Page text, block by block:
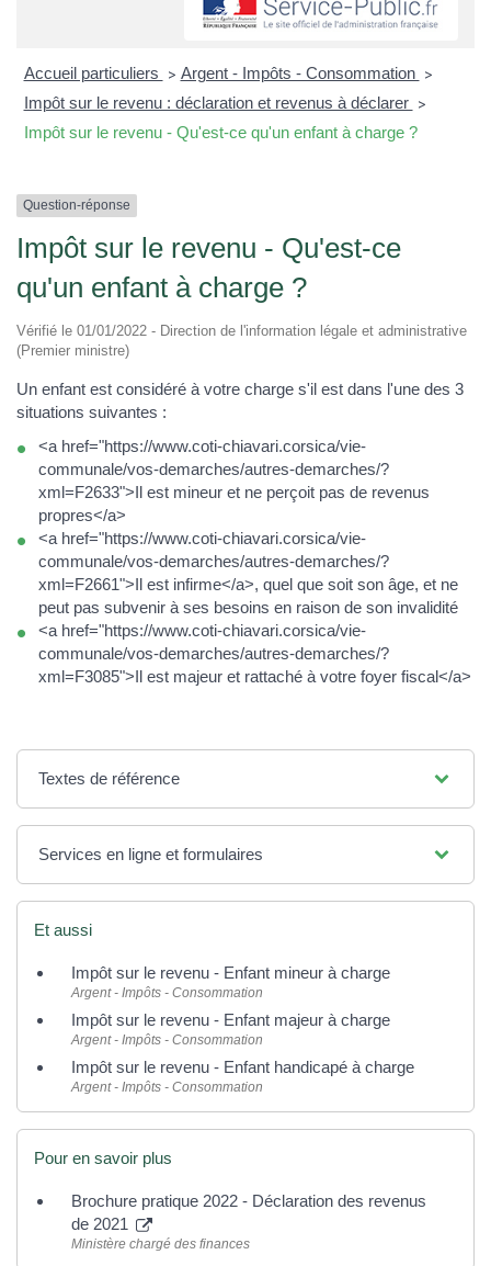
Accueil particuliers > Argent - Impôts - Consommation >
Impôt sur le revenu : déclaration et revenus à déclarer >
Impôt sur le revenu - Qu'est-ce qu'un enfant à charge ?
Question-réponse
Impôt sur le revenu - Qu'est-ce
qu'un enfant à charge ?
Vérifié le 01/01/2022 - Direction de l'information légale et administrative
(Premier ministre)
Un enfant est considéré à votre charge s'il est dans l'une des 3
situations suivantes :
<a href="https://www.coti-chiavari.corsica/vie-
communale/vos-demarches/autres-demarches/?
xml=F2633">Il est mineur et ne perçoit pas de revenus
propres</a>
<a href="https://www.coti-chiavari.corsica/vie-
communale/vos-demarches/autres-demarches/?
xml=F2661">Il est infirme</a>, quel que soit son âge, et ne
peut pas subvenir à ses besoins en raison de son invalidité
<a href="https://www.coti-chiavari.corsica/vie-
communale/vos-demarches/autres-demarches/?
xml=F3085">Il est majeur et rattaché à votre foyer fiscal</a>
Textes de référence
Services en ligne et formulaires
Et aussi
Impôt sur le revenu - Enfant mineur à charge
Argent - Impôts - Consommation
Impôt sur le revenu - Enfant majeur à charge
Argent - Impôts - Consommation
Impôt sur le revenu - Enfant handicapé à charge
Argent - Impôts - Consommation
Pour en savoir plus
Brochure pratique 2022 - Déclaration des revenus
de 2021
Ministère chargé des finances